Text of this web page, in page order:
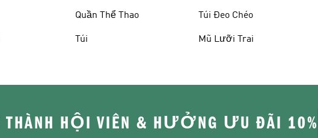
Quần Thể Thao
Túi
Túi Đeo Chéo
Mũ Lưỡi Trai
THÀNH HỘI VIÊN & HƯỞNG ƯU ĐÃI 10%